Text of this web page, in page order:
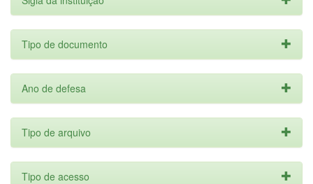
Tipo de documento
Ano de defesa
Tipo de arquivo
Tipo de acesso